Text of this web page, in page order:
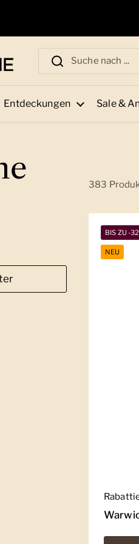
Entdeckungen Sale &
383
BIS ZU -
NEU